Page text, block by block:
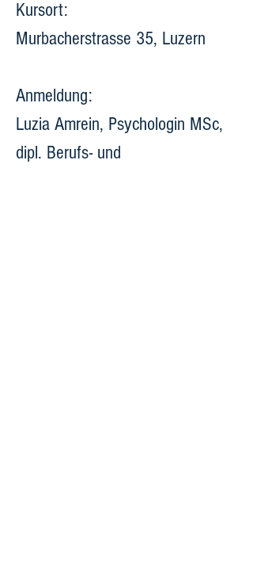
Kursort:
Murbacherstrasse 35, Luzern
Anmeldung:
Luzia Amrein, Psychologin MSc,
dipl. Berufs- und